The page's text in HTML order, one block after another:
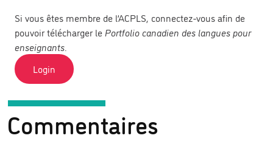
Si vous êtes membre de l’ACPLS, connectez-vous afin de
pouvoir télécharger le Portfolio canadien des langues pour
enseignants
Commentaires